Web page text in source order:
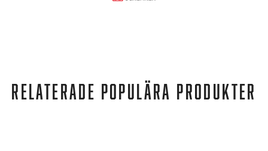
RELATERADE POPULÄRA PRODUKTER